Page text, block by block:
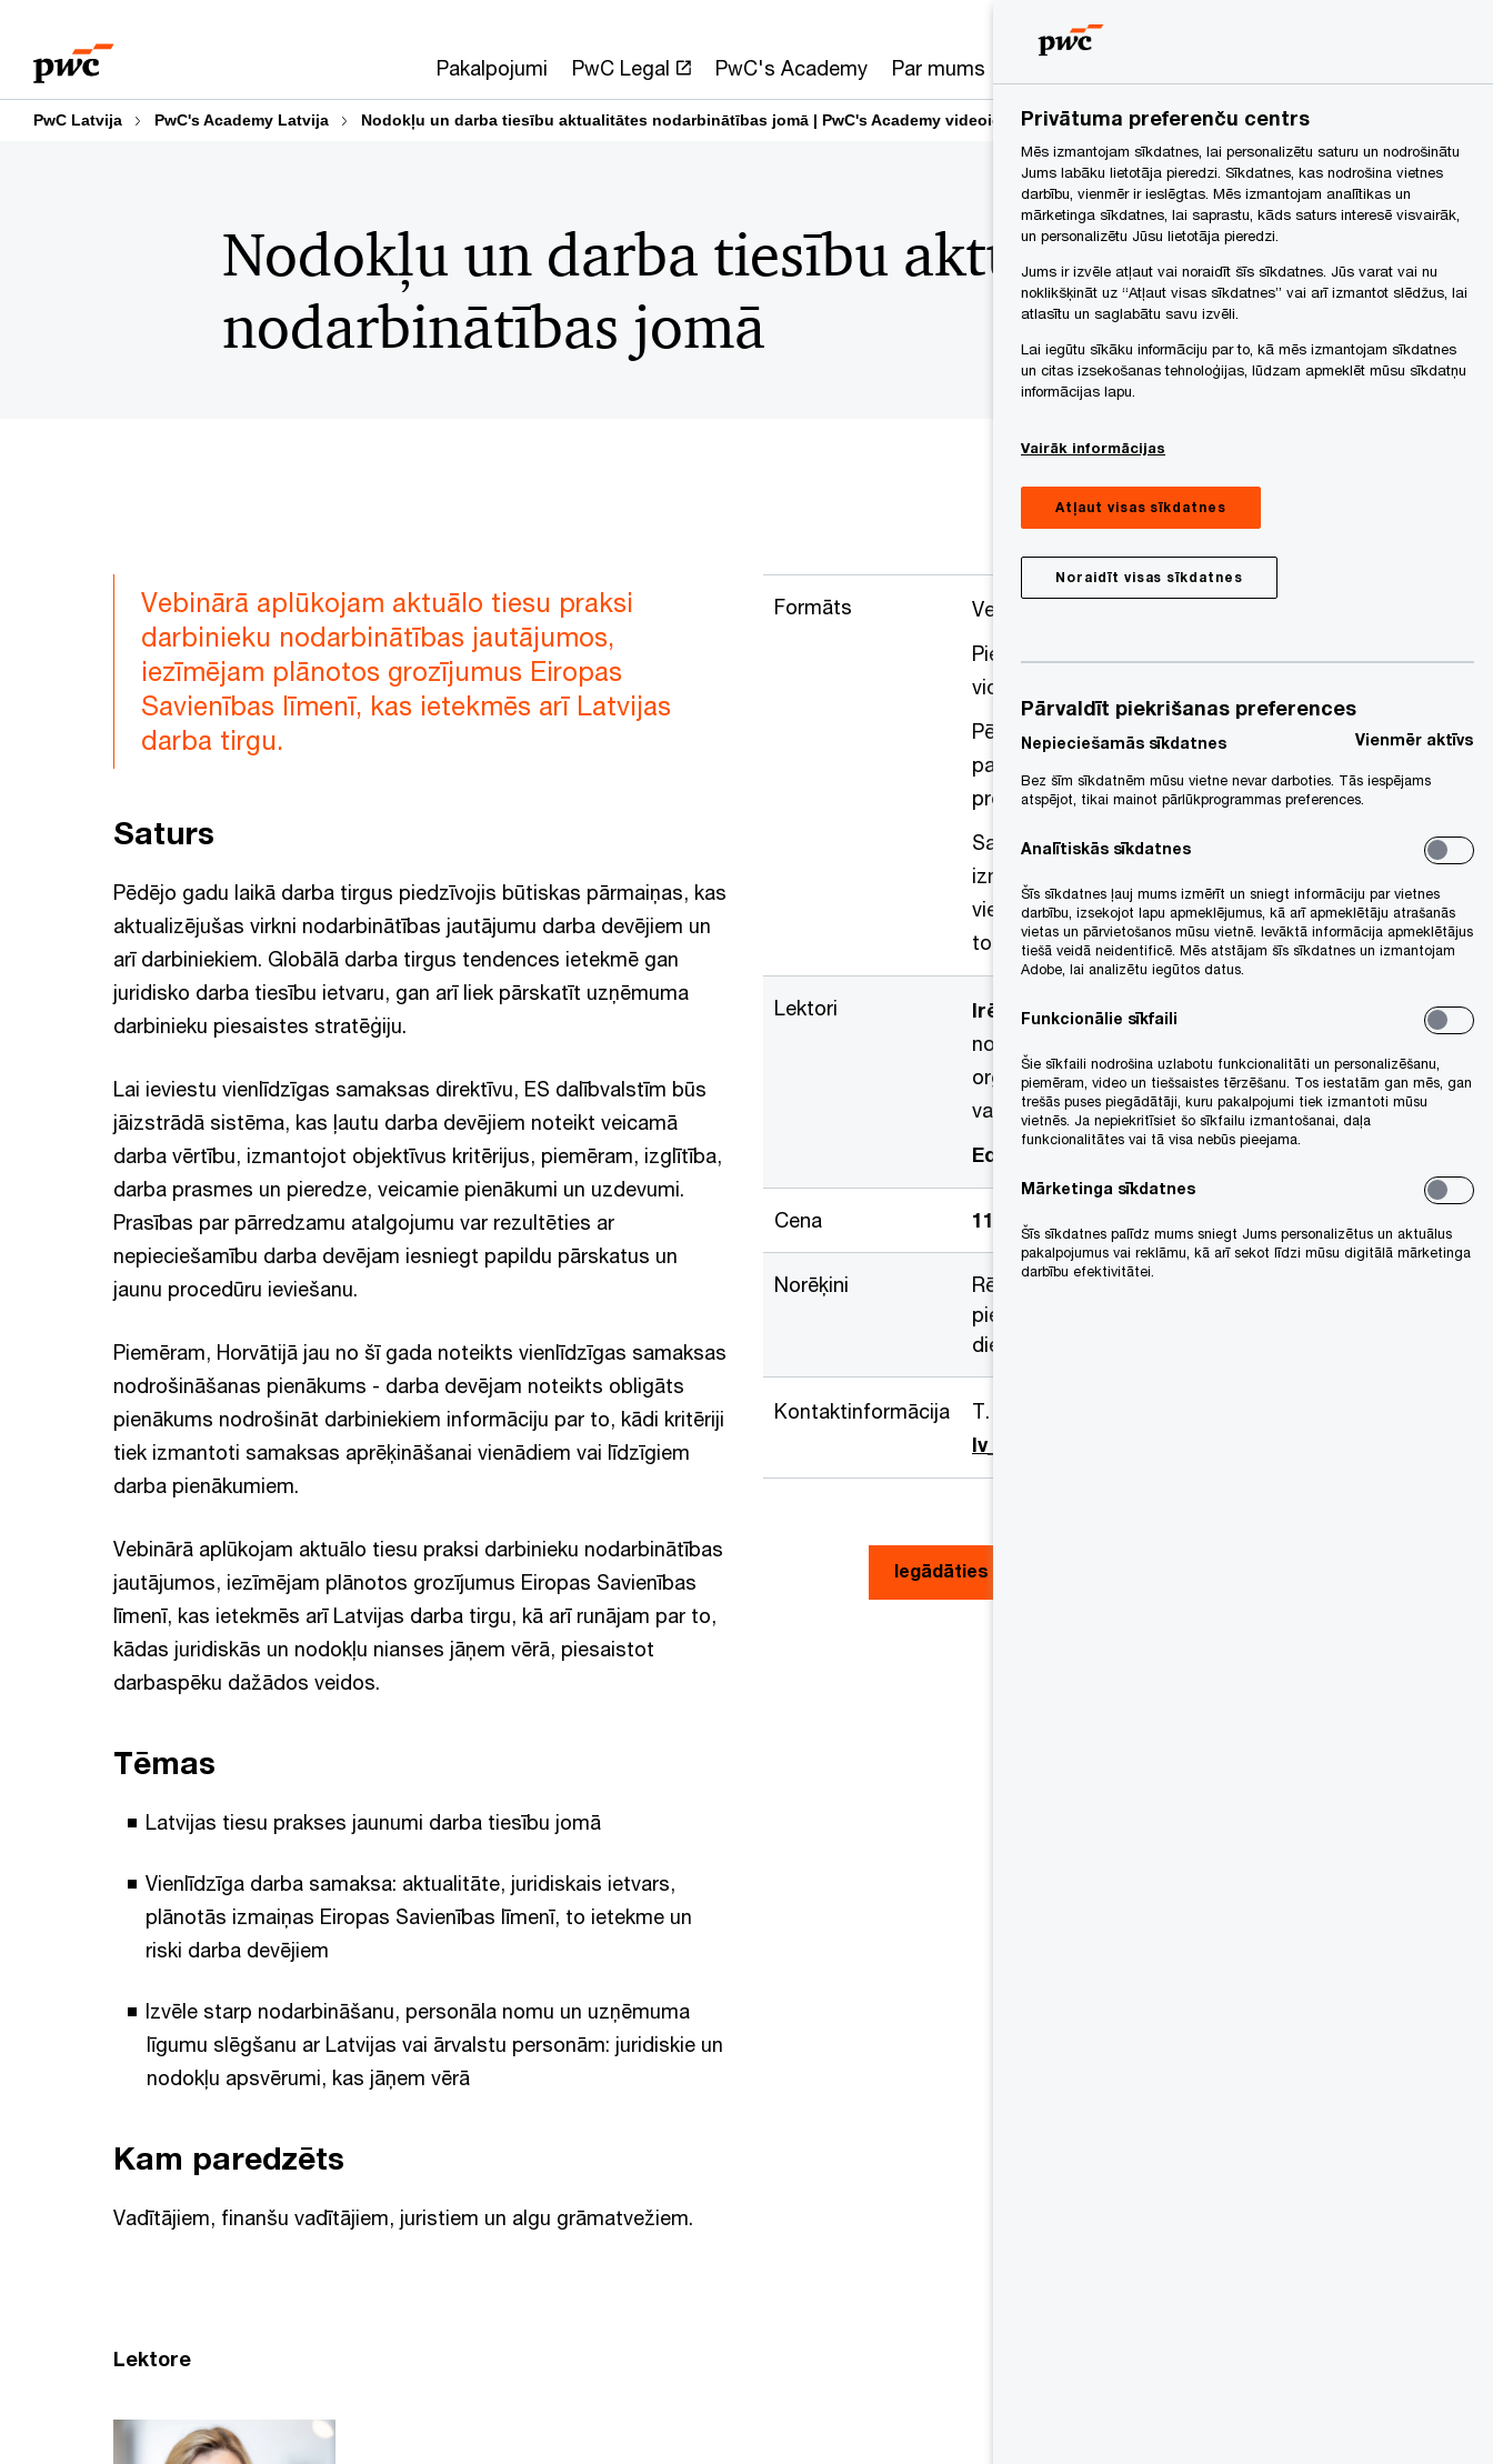
content
footer
Pakalpojumi PwC Legal PwC's Academy Par mums
PwC Latvija PwC's Academy Latvija Nodokļu un darba tiesību aktualitātes nodarbinātības jomā | PwC's Academy videoieraksts
Nodokļu un darba tiesību aktualitātes
nodarbinātības jomā
Vebinārā aplūkojam aktuālo tiesu praksi
darbinieku nodarbinātības jautājumos,
iezīmējam plānotos grozījumus Eiropas
Savienības līmenī, kas ietekmēs arī Latvijas
darba tirgu.
Saturs
Pēdējo gadu laikā darba tirgus piedzīvojis būtiskas pārmaiņas, kas
aktualizējušas virkni nodarbinātības jautājumu darba devējiem un
arī darbiniekiem. Globālā darba tirgus tendences ietekmē gan
juridisko darba tiesību ietvaru, gan arī liek pārskatīt uzņēmuma
darbinieku piesaistes stratēģiju.
Lai ieviestu vienlīdzīgas samaksas direktīvu, ES dalībvalstīm būs
jāizstrādā sistēma, kas ļautu darba devējiem noteikt veicamā
darba vērtību, izmantojot objektīvus kritērijus, piemēram, izglītība,
darba prasmes un pieredze, veicamie pienākumi un uzdevumi.
Prasības par pārredzamu atalgojumu var rezultēties ar
nepieciešamību darba devējam iesniegt papildu pārskatus un
jaunu procedūru ieviešanu.
Piemēram, Horvātijā jau no šī gada noteikts vienlīdzīgas samaksas
nodrošināšanas pienākums - darba devējam noteikts obligāts
pienākums nodrošināt darbiniekiem informāciju par to, kādi kritēriji
tiek izmantoti samaksas aprēķināšanai vienādiem vai līdzīgiem
darba pienākumiem.
Vebinārā aplūkojam aktuālo tiesu praksi darbinieku nodarbinātības
jautājumos, iezīmējam plānotos grozījumus Eiropas Savienības
līmenī, kas ietekmēs arī Latvijas darba tirgu, kā arī runājam par to,
kādas juridiskās un nodokļu nianses jāņem vērā, piesaistot
darbaspēku dažādos veidos.
Tēmas
Latvijas tiesu prakses jaunumi darba tiesību jomā
Vienlīdzīga darba samaksa: aktualitāte, juridiskais ietvars,
plānotās izmaiņas Eiropas Savienības līmenī, to ietekme un
riski darba devējiem
Izvēle starp nodarbināšanu, personāla nomu un uzņēmuma
līgumu slēgšanu ar Latvijas vai ārvalstu personām: juridiskie un
nodokļu apsvērumi, kas jāņem vērā
Kam paredzēts
Vadītājiem, finanšu vadītājiem, juristiem un algu grāmatvežiem.
Formāts
Vebinārs ir noticis 14.09.2023.
Piedāvājam iespēju iegādāties
videoierakstu |
Pēc reģistrēšanās saņemsiet informāciju
par vebināra videoierakstu, kā arī
prezentācijas materiālus.
Saturā var būt atsevišķas
izmaiņas/nianses/kompetento iestāžu
viedokļi, kas mainījās no ieraksta brīža,
tomēr pamatinformācija ir aktuāla.
Lektori Irēna Arbidāne, PwC Latvija nodokļu
nodaļas direktore, Personāla un
organizāciju pārveides pakalpojumu
vadītāja Baltijā
Edgars Riņķis
Cena 115 EUR + PVN
Norēķini
Rēķinu nosūtām uz e-pastu, kas norādīts
pieteikumā. Rēķina samaksas termiņš ir 14
dienas no tā izrakstīšanas brīža.
Kontaktinformācija
T. +371 67094400
lv_pwckursi@pwc.com
Iegādāties vebināra videoierakstu
Lektore
Privātuma preferenču centrs
Mēs izmantojam sīkdatnes, lai personalizētu saturu un nodrošinātu
Jums labāku lietotāja pieredzi. Sīkdatnes, kas nodrošina vietnes
darbību, vienmēr ir ieslēgtas. Mēs izmantojam analītikas un
mārketinga sīkdatnes, lai saprastu, kāds saturs interesē visvairāk,
un personalizētu Jūsu lietotāja pieredzi.
Jums ir izvēle atļaut vai noraidīt šīs sīkdatnes. Jūs varat vai nu
noklikšķināt uz “Atļaut visas sīkdatnes” vai arī izmantot slēdžus, lai
atlasītu un saglabātu savu izvēli.
Lai iegūtu sīkāku informāciju par to, kā mēs izmantojam sīkdatnes
un citas izsekošanas tehnoloģijas, lūdzam apmeklēt mūsu sīkdatņu
informācijas lapu.
Vairāk informācijas
Atļaut visas sīkdatnes
Noraidīt visas sīkdatnes
Pārvaldīt piekrišanas preferences
Nepieciešamās sīkdatnes Vienmēr aktīvs
Bez šīm sīkdatnēm mūsu vietne nevar darboties. Tās iespējams
atspējot, tikai mainot pārlūkprogrammas preferences.
Analītiskās sīkdatnes
Šīs sīkdatnes ļauj mums izmērīt un sniegt informāciju par vietnes
darbību, izsekojot lapu apmeklējumus, kā arī apmeklētāju atrašanās
vietas un pārvietošanos mūsu vietnē. Ievāktā informācija apmeklētājus
tiešā veidā neidentificē. Mēs atstājam šīs sīkdatnes un izmantojam
Adobe, lai analizētu iegūtos datus.
Funkcionālie sīkfaili
Šie sīkfaili nodrošina uzlabotu funkcionalitāti un personalizēšanu,
piemēram, video un tiešsaistes tērzēšanu. Tos iestatām gan mēs, gan
trešās puses piegādātāji, kuru pakalpojumi tiek izmantoti mūsu
vietnēs. Ja nepiekritīsiet šo sīkfailu izmantošanai, daļa
funkcionalitātes vai tā visa nebūs pieejama.
Mārketinga sīkdatnes
Šīs sīkdatnes palīdz mums sniegt Jums personalizētus un aktuālus
pakalpojumus vai reklāmu, kā arī sekot līdzi mūsu digitālā mārketinga
darbību efektivitātei.